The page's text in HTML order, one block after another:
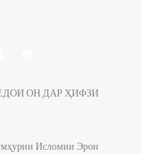
ОН ДАР ҲИФЗИ
Исломии Эрон